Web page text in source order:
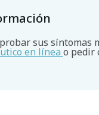
sus síntomas
en línea o pedir